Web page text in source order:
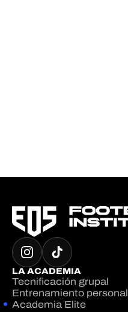
LA ACADEMIA
Tecnificación grupal
Entrenamiento personal
Academia Elite